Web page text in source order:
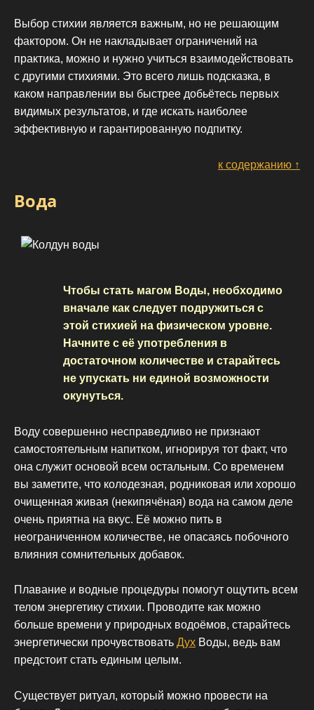
Выбор стихии является важным, но не решающим
фактором. Он не накладывает ограничений на
практика, можно и нужно учиться взаимодействовать
с другими стихиями. Это всего лишь подсказка, в
каком направлении вы быстрее добьётесь первых
видимых результатов, и где искать наиболее
эффективную и гарантированную подпитку.
к содержанию ↑
Вода
Чтобы стать магом Воды, необходимо
вначале как следует подружиться с
этой стихией на физическом уровне.
Начните с её употребления в
достаточном количестве и старайтесь
не упускать ни единой возможности
окунуться.
Воду совершенно несправедливо не признают
самостоятельным напитком, игнорируя тот факт, что
она служит основой всем остальным. Со временем
вы заметите, что колодезная, родниковая или хорошо
очищенная живая (некипячёная) вода на самом деле
очень приятна на вкус. Её можно пить в
неограниченном количестве, не опасаясь побочного
влияния сомнительных добавок.
Плавание и водные процедуры помогут ощутить всем
телом энергетику стихии. Проводите как можно
больше времени у природных водоёмов, старайтесь
энергетически прочувствовать Дух Воды, ведь вам
предстоит стать единым целым.
Существует ритуал, который можно провести на